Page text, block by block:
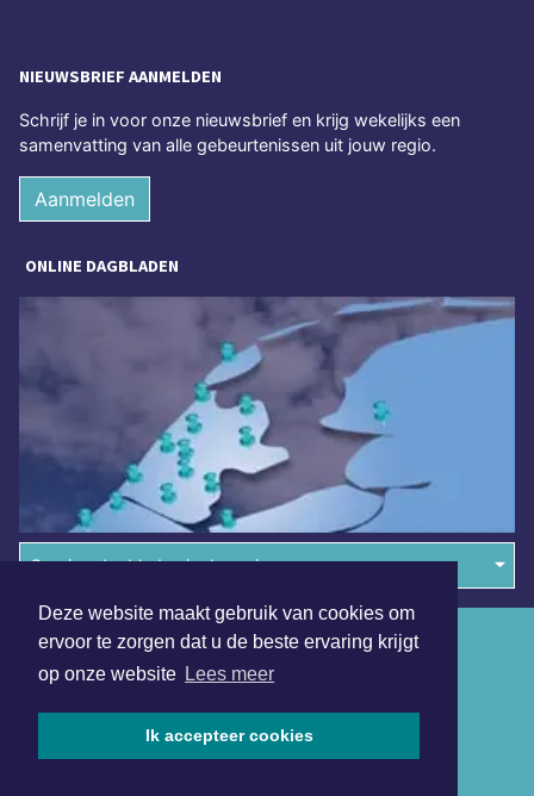
Deze website maakt gebruik van cookies om
ervoor te zorgen dat u de beste ervaring krijgt
op onze website Lees meer
Ik accepteer cookies
NIEUWSBRIEF AANMELDEN
Schrijf je in voor onze nieuwsbrief en krijg wekelijks een
samenvatting van alle gebeurtenissen uit jouw regio.
Aanmelden
ONLINE DAGBLADEN
Overige dagbladen in de regio
Algemene voorwaarden
Disclaimer